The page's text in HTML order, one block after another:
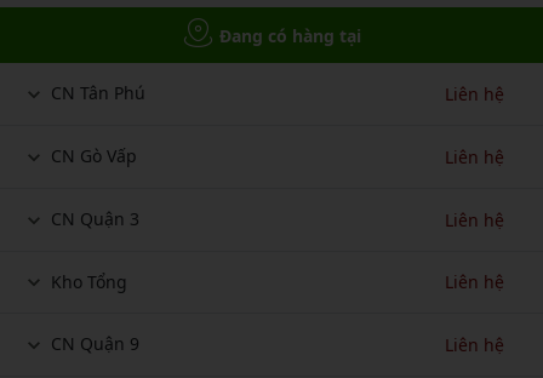
Đang có hàng tại
CN Tân Phú Liên hệ
CN Gò Vấp Liên hệ
CN Quận 3 Liên hệ
Kho Tổng Liên hệ
CN Quận 9 Liên hệ